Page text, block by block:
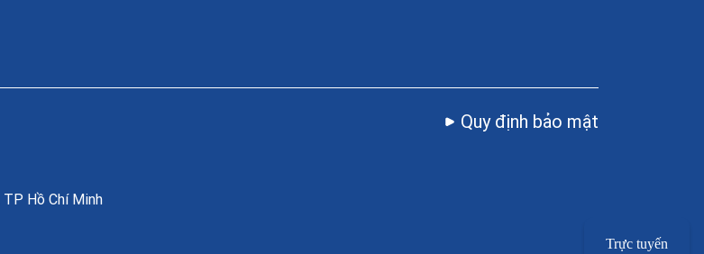
TP Hồ Chí Minh
Quy định bảo mật
Trực tuyến